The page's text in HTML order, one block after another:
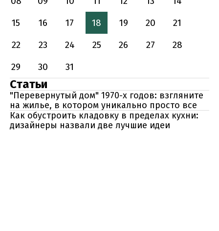
15
16 17 18 19 20
21
22
23 24 25 26 27
28
29
30 31
Статьи
"Перевернутый дом" 1970-х годов: взгляните
на жилье, в котором уникально просто все
Как обустроить кладовку в пределах кухни:
дизайнеры назвали две лучшие идеи